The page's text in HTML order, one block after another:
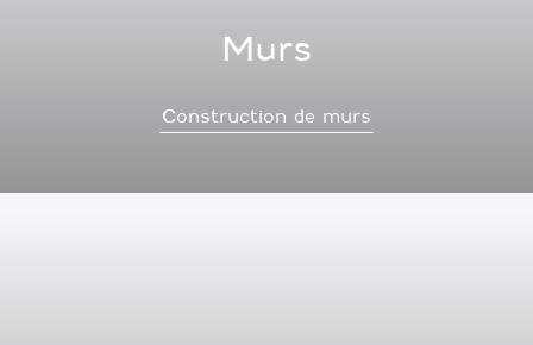
Murs
Construction de murs